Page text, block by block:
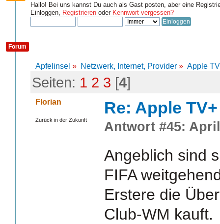
Hallo! Bei uns kannst Du auch als Gast posten, aber eine
Einloggen, Registrieren oder Kennwort vergessen?
Forum
Apfelinsel » Netzwerk, Internet, Provider » Apple
Seiten: 1 2 3 [4]
Florian
Zurück in der Zukunft
Re: Apple
Antwort #45:
Angeblich sind
FIFA
Erstere die
Club-WM kauft.